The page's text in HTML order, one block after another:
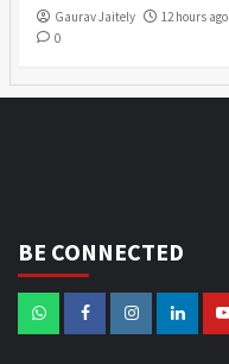
Gaurav Jaitely
12 hours ago
0
BE CONNECTED